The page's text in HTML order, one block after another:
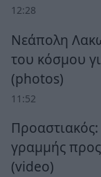
12:28
Νεάπολη
του κόσμου
(photos)
11:52
γραμμής
(video)